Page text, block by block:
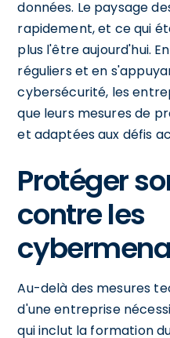
données. Le paysage
rapidement, et ce qui
plus l'être aujourd'hui.
réguliers et en
cybersécurité, les
que leurs mesures de
et adaptées aux défis
Protéger
contre les
Au-delà des mesures
d'une entreprise
qui inclut la formation